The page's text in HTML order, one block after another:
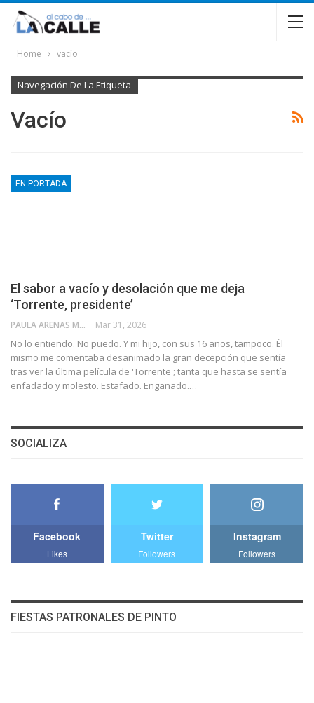
Home vacío
Navegación De La Etiqueta
Vacío
EN PORTADA
El sabor a vacío y desolación que me deja
‘Torrente, presidente’
PAULA ARENAS MARTÍN ABRIL Mar 31, 2026
No lo entiendo. No puedo. Y mi hijo, con sus 16 años, tampoco. Él
mismo me comentaba desanimado la gran decepción que sentía
tras ver la última película de 'Torrente'; tanta que hasta se sentía
enfadado y molesto. Estafado. Engañado.…
SOCIALIZA
Facebook
Likes
Twitter
Followers
Instagram
Followers
FIESTAS PATRONALES DE PINTO